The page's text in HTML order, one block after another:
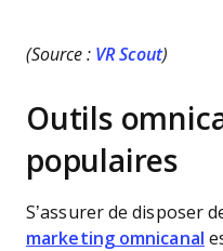
(Source : VR Scout)
Outils
populaires
S’assurer de disposer
marketing omnicanal